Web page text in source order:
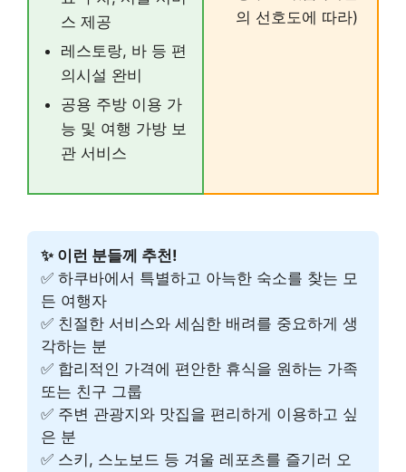
스 제공
레스토랑, 바 등 편
의시설 완비
공용 주방 이용 가
능 및 여행 가방 보
관 서비스
의 선호도에 따라)
✨ 이런 분들께 추천!
✅ 하쿠바에서 특별하고 아늑한 숙소를 찾는 모
든 여행자
✅ 친절한 서비스와 세심한 배려를 중요하게 생
각하는 분
✅ 합리적인 가격에 편안한 휴식을 원하는 가족
또는 친구 그룹
✅ 주변 관광지와 맛집을 편리하게 이용하고 싶
은 분
✅ 스키, 스노보드 등 겨울 레포츠를 즐기러 오